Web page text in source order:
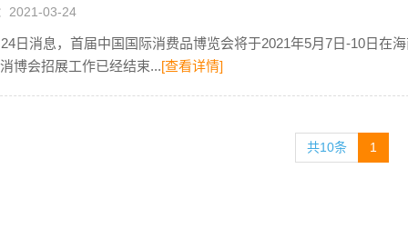
2021-03-24
日消息，首届中国国际消费品博览会将于2021年5月7日-10日在
博会招展工作已经结束...[查看详情]
共10条 1